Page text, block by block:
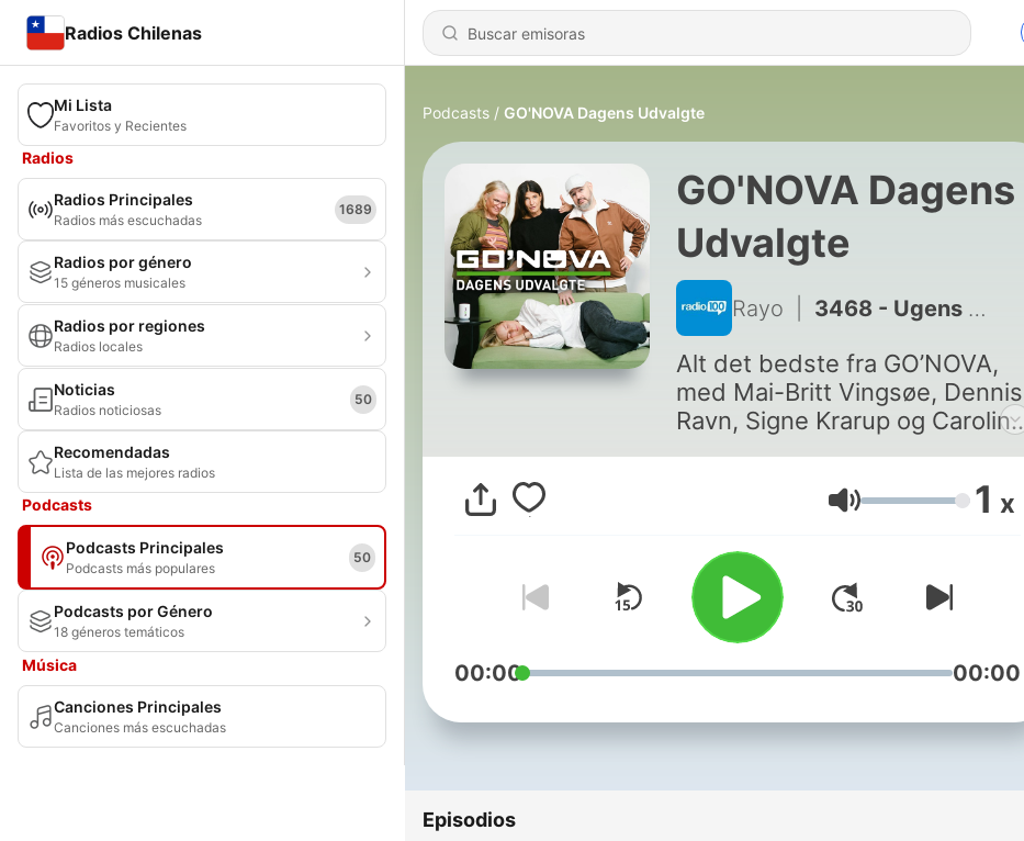
Radios Chilenas
Mi Lista
Favoritos y Recientes
Radios
Radios Principales
Radios más escuchadas
1689
Radios por género
15 géneros musicales
Radios por regiones
Radios locales
Noticias
Radios noticiosas
50
Recomendadas
Lista de las mejores radios
Podcasts
Podcasts Principales
Podcasts más populares
50
Podcasts por Género
18 géneros temáticos
Música
Canciones Principales
Canciones más escuchadas
Podcasts GO'NOVA Dagens Udvalgte
GO'NOVA Dagens
Udvalgte
Rayo 3468 - Ugens udvalgte uge 26
Alt det bedste fra GO’NOVA,
med Mai-Britt Vingsøe, Dennis
Ravn, Signe Krarup og Caroline
Volumen 1 x
00:00 00:00
Episodios